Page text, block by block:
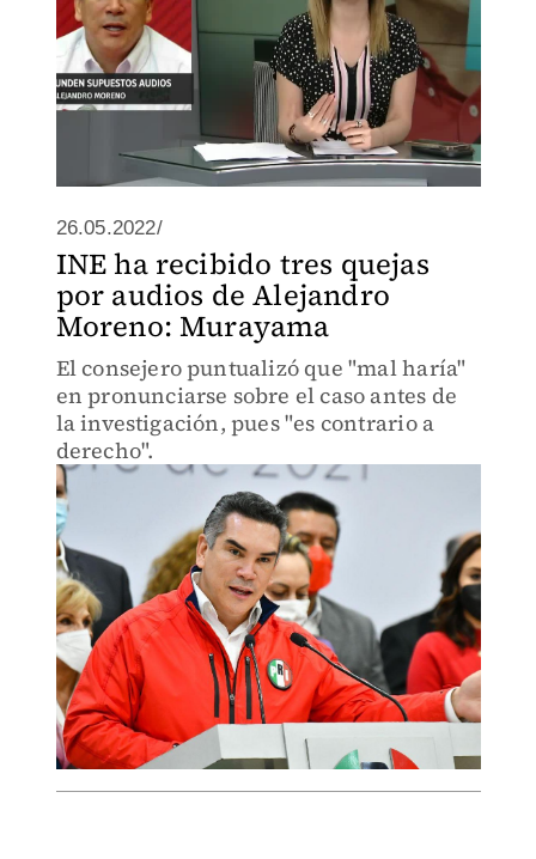
26.05.2022/
INE ha recibido tres quejas
por audios de Alejandro
Moreno: Murayama
El consejero puntualizó que "mal haría"
en pronunciarse sobre el caso antes de
la investigación, pues "es contrario a
derecho".